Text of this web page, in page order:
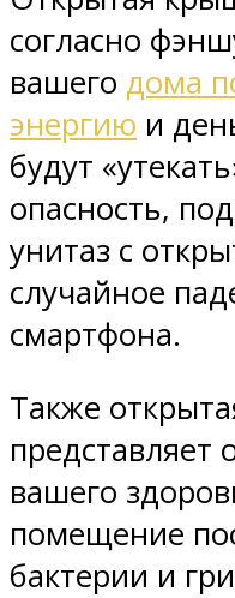
согласно
вашего дома
энергию и
будут
опасность,
унитаз с
случайное
смартфона.
Также
представляет
вашего
помещение
бактерии и